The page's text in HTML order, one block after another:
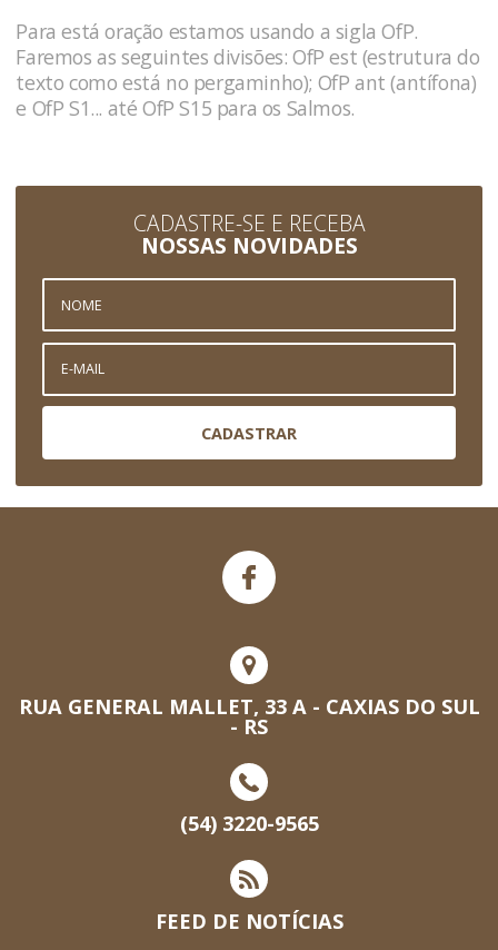
Para está oração estamos usando a sigla OfP.
Faremos as seguintes divisões: OfP est (estrutura do
texto como está no pergaminho); OfP ant (antífona)
e OfP S1... até OfP S15 para os Salmos.
CADASTRE-SE E RECEBA
NOSSAS NOVIDADES
CADASTRAR
RUA GENERAL MALLET, 33 A - CAXIAS DO SUL
- RS
(54) 3220-9565
FEED DE NOTÍCIAS